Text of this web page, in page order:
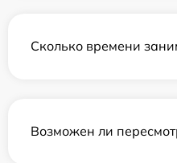
Сколько времени
Возможен ли